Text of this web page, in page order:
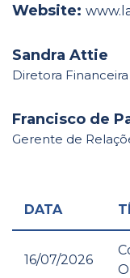
Website:
Sandra Attie
Diretora
Francisco de
Gerente de
DATA
16/07/2026